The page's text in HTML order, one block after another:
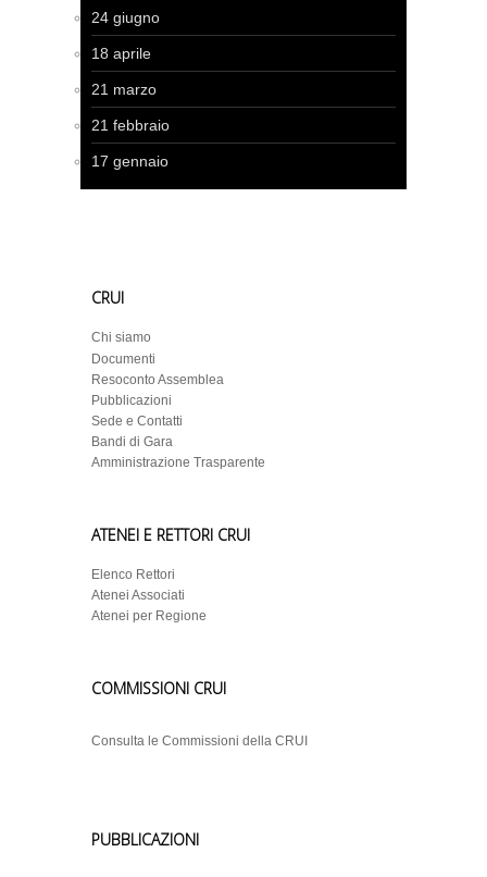
24 giugno
18 aprile
21 marzo
21 febbraio
17 gennaio
CRUI
Chi siamo
Documenti
Resoconto Assemblea
Pubblicazioni
Sede e Contatti
Bandi di Gara
Amministrazione Trasparente
ATENEI E RETTORI CRUI
Elenco Rettori
Atenei Associati
Atenei per Regione
COMMISSIONI CRUI
Consulta le Commissioni della CRUI
PUBBLICAZIONI